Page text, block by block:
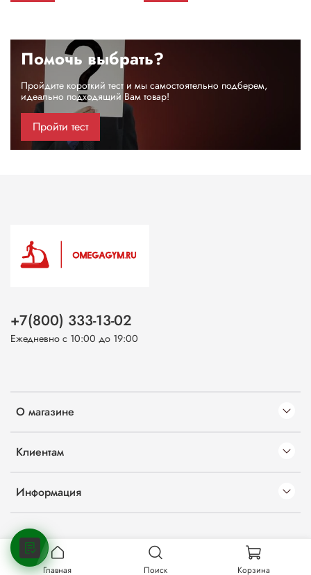
Помочь выбрать?
Пройдите короткий тест и мы самостоятельно подберем,
идеально подходящий Вам товар!
Пройти тест
О магазине
Клиентам
Информация
+7(800) 333-13-02
Ежедневно с 10:00 до 19:00
Главная Поиск Корзина